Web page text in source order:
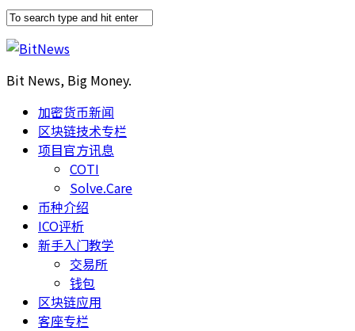
Bit News, Big Money.
加密货币新闻
区块链技术专栏
项目官方讯息
COTI
Solve.Care
币种介绍
ICO评析
新手入门教学
交易所
钱包
区块链应用
客座专栏